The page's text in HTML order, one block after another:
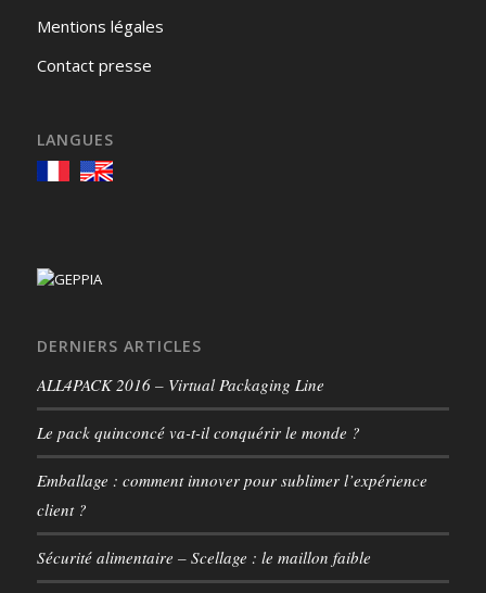
Mentions légales
Contact presse
LANGUES
DERNIERS ARTICLES
ALL4PACK 2016 – Virtual Packaging Line
Le pack quinconcé va-t-il conquérir le monde ?
Emballage : comment innover pour sublimer l’expérience
client ?
Sécurité alimentaire – Scellage : le maillon faible